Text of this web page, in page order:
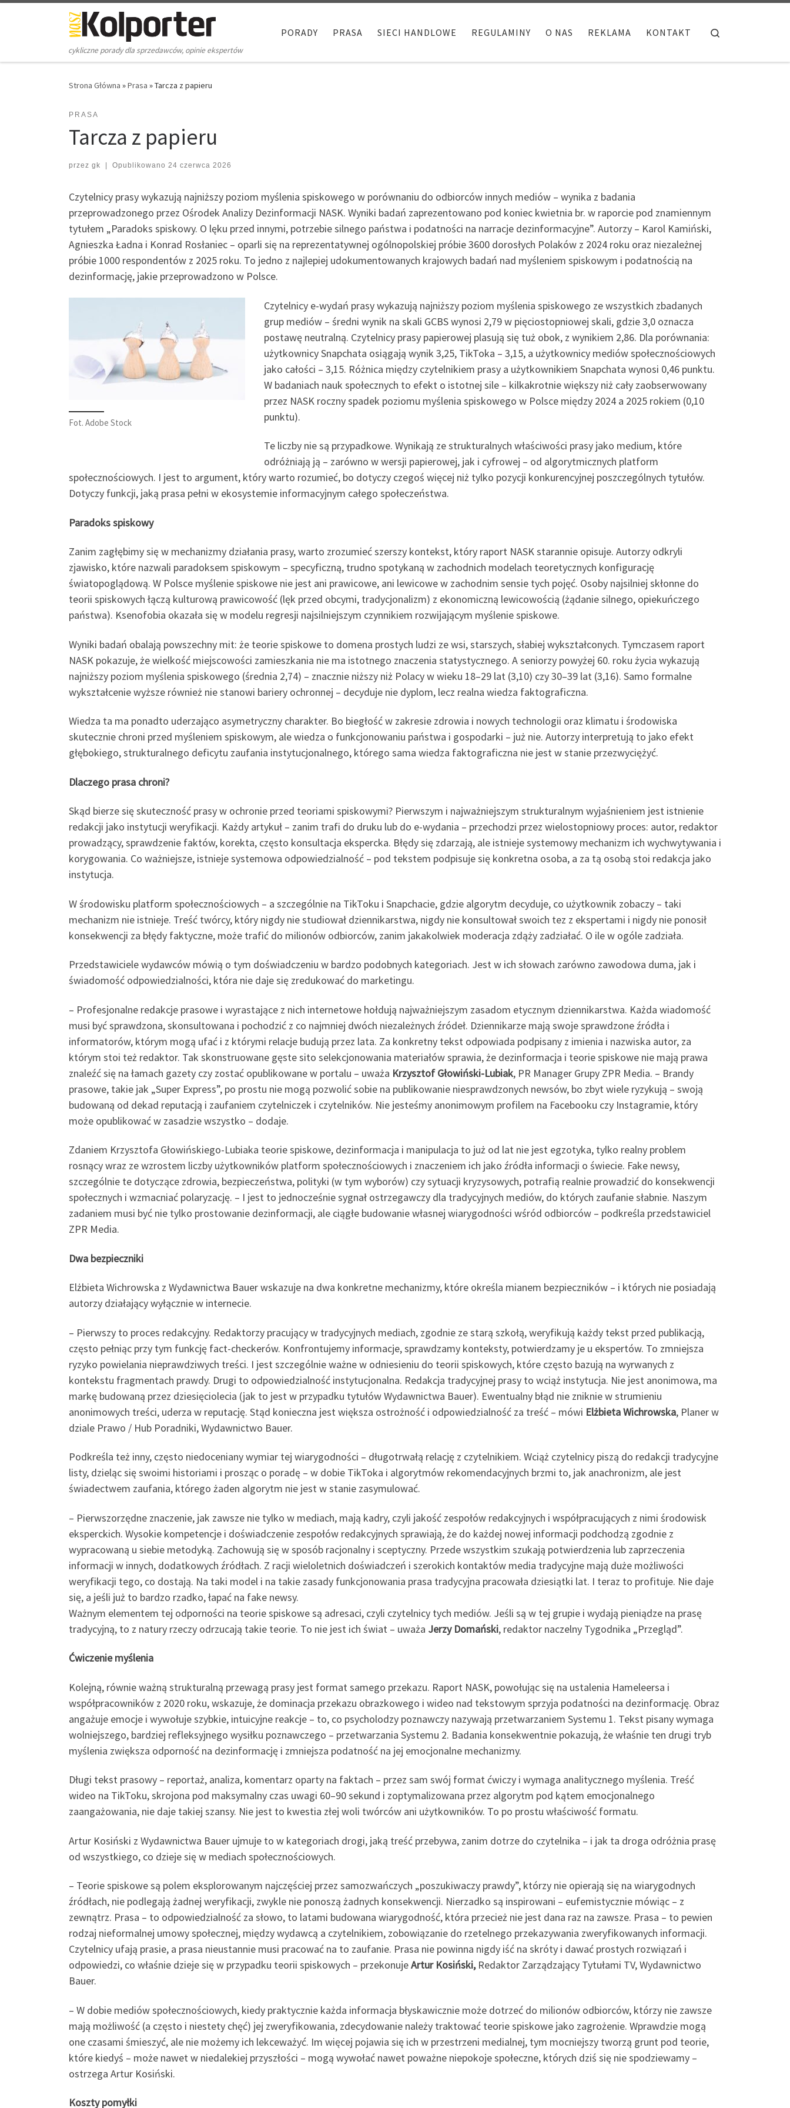
Skip to content
cykliczne porady dla sprzedawców, opinie ekspertów
PORADY PRASA SIECI HANDLOWE REGULAMINY O NAS REKLAMA KONTAKT
Strona Główna »Prasa »Tarcza z papieru
PRASA
Tarcza z papieru
przez gk Opublikowano 24 czerwca 2026
Czytelnicy prasy wykazują najniższy poziom myślenia spiskowego w porównaniu do odbiorców innych mediów – wynika z badania
przeprowadzonego przez Ośrodek Analizy Dezinformacji NASK. Wyniki badań zaprezentowano pod koniec kwietnia br. w raporcie pod znamiennym
tytułem „Paradoks spiskowy. O lęku przed innymi, potrzebie silnego państwa i podatności na narracje dezinformacyjne”. Autorzy – Karol Kamiński,
Agnieszka Ładna i Konrad Rosłaniec – oparli się na reprezentatywnej ogólnopolskiej próbie 3600 dorosłych Polaków z 2024 roku oraz niezależnej
próbie 1000 respondentów z 2025 roku. To jedno z najlepiej udokumentowanych krajowych badań nad myśleniem spiskowym i podatnością na
dezinformację, jakie przeprowadzono w Polsce.
Fot. Adobe Stock
Czytelnicy e-wydań prasy wykazują najniższy poziom myślenia spiskowego ze wszystkich zbadanych
grup mediów – średni wynik na skali GCBS wynosi 2,79 w pięciostopniowej skali, gdzie 3,0 oznacza
postawę neutralną. Czytelnicy prasy papierowej plasują się tuż obok, z wynikiem 2,86. Dla porównania:
użytkownicy Snapchata osiągają wynik 3,25, TikToka – 3,15, a użytkownicy mediów społecznościowych
jako całości – 3,15. Różnica między czytelnikiem prasy a użytkownikiem Snapchata wynosi 0,46 punktu.
W badaniach nauk społecznych to efekt o istotnej sile – kilkakrotnie większy niż cały zaobserwowany
przez NASK roczny spadek poziomu myślenia spiskowego w Polsce między 2024 a 2025 rokiem (0,10
punktu).
Te liczby nie są przypadkowe. Wynikają ze strukturalnych właściwości prasy jako medium, które
odróżniają ją – zarówno w wersji papierowej, jak i cyfrowej – od algorytmicznych platform
społecznościowych. I jest to argument, który warto rozumieć, bo dotyczy czegoś więcej niż tylko pozycji konkurencyjnej poszczególnych tytułów.
Dotyczy funkcji, jaką prasa pełni w ekosystemie informacyjnym całego społeczeństwa.
Paradoks spiskowy
Zanim zagłębimy się w mechanizmy działania prasy, warto zrozumieć szerszy kontekst, który raport NASK starannie opisuje. Autorzy odkryli
zjawisko, które nazwali paradoksem spiskowym – specyficzną, trudno spotykaną w zachodnich modelach teoretycznych konfigurację
światopoglądową. W Polsce myślenie spiskowe nie jest ani prawicowe, ani lewicowe w zachodnim sensie tych pojęć. Osoby najsilniej skłonne do
teorii spiskowych łączą kulturową prawicowość (lęk przed obcymi, tradycjonalizm) z ekonomiczną lewicowością (żądanie silnego, opiekuńczego
państwa). Ksenofobia okazała się w modelu regresji najsilniejszym czynnikiem rozwijającym myślenie spiskowe.
Wyniki badań obalają powszechny mit: że teorie spiskowe to domena prostych ludzi ze wsi, starszych, słabiej wykształconych. Tymczasem raport
NASK pokazuje, że wielkość miejscowości zamieszkania nie ma istotnego znaczenia statystycznego. A seniorzy powyżej 60. roku życia wykazują
najniższy poziom myślenia spiskowego (średnia 2,74) – znacznie niższy niż Polacy w wieku 18–29 lat (3,10) czy 30–39 lat (3,16). Samo formalne
wykształcenie wyższe również nie stanowi bariery ochronnej – decyduje nie dyplom, lecz realna wiedza faktograficzna.
Wiedza ta ma ponadto uderzająco asymetryczny charakter. Bo biegłość w zakresie zdrowia i nowych technologii oraz klimatu i środowiska
skutecznie chroni przed myśleniem spiskowym, ale wiedza o funkcjonowaniu państwa i gospodarki – już nie. Autorzy interpretują to jako efekt
głębokiego, strukturalnego deficytu zaufania instytucjonalnego, którego sama wiedza faktograficzna nie jest w stanie przezwyciężyć.
Dlaczego prasa chroni?
Skąd bierze się skuteczność prasy w ochronie przed teoriami spiskowymi? Pierwszym i najważniejszym strukturalnym wyjaśnieniem jest istnienie
redakcji jako instytucji weryfikacji. Każdy artykuł – zanim trafi do druku lub do e-wydania – przechodzi przez wielostopniowy proces: autor, redaktor
prowadzący, sprawdzenie faktów, korekta, często konsultacja ekspercka. Błędy się zdarzają, ale istnieje systemowy mechanizm ich wychwytywania i
korygowania. Co ważniejsze, istnieje systemowa odpowiedzialność – pod tekstem podpisuje się konkretna osoba, a za tą osobą stoi redakcja jako
instytucja.
W środowisku platform społecznościowych – a szczególnie na TikToku i Snapchacie, gdzie algorytm decyduje, co użytkownik zobaczy – taki
mechanizm nie istnieje. Treść twórcy, który nigdy nie studiował dziennikarstwa, nigdy nie konsultował swoich tez z ekspertami i nigdy nie ponosił
konsekwencji za błędy faktyczne, może trafić do milionów odbiorców, zanim jakakolwiek moderacja zdąży zadziałać. O ile w ogóle zadziała.
Przedstawiciele wydawców mówią o tym doświadczeniu w bardzo podobnych kategoriach. Jest w ich słowach zarówno zawodowa duma, jak i
świadomość odpowiedzialności, która nie daje się zredukować do marketingu.
– Profesjonalne redakcje prasowe i wyrastające z nich internetowe hołdują najważniejszym zasadom etycznym dziennikarstwa. Każda wiadomość
musi być sprawdzona, skonsultowana i pochodzić z co najmniej dwóch niezależnych źródeł. Dziennikarze mają swoje sprawdzone źródła i
informatorów, którym mogą ufać i z którymi relacje budują przez lata. Za konkretny tekst odpowiada podpisany z imienia i nazwiska autor, za
którym stoi też redaktor. Tak skonstruowane gęste sito selekcjonowania materiałów sprawia, że dezinformacja i teorie spiskowe nie mają prawa
znaleźć się na łamach gazety czy zostać opublikowane w portalu – uważa Krzysztof Głowiński-Lubiak, PR Manager Grupy ZPR Media. – Brandy
prasowe, takie jak „Super Express”, po prostu nie mogą pozwolić sobie na publikowanie niesprawdzonych newsów, bo zbyt wiele ryzykują – swoją
budowaną od dekad reputacją i zaufaniem czytelniczek i czytelników. Nie jesteśmy anonimowym profilem na Facebooku czy Instagramie, który
może opublikować w zasadzie wszystko – dodaje.
Zdaniem Krzysztofa Głowińskiego-Lubiaka teorie spiskowe, dezinformacja i manipulacja to już od lat nie jest egzotyka, tylko realny problem
rosnący wraz ze wzrostem liczby użytkowników platform społecznościowych i znaczeniem ich jako źródła informacji o świecie. Fake newsy,
szczególnie te dotyczące zdrowia, bezpieczeństwa, polityki (w tym wyborów) czy sytuacji kryzysowych, potrafią realnie prowadzić do konsekwencji
społecznych i wzmacniać polaryzację. – I jest to jednocześnie sygnał ostrzegawczy dla tradycyjnych mediów, do których zaufanie słabnie. Naszym
zadaniem musi być nie tylko prostowanie dezinformacji, ale ciągłe budowanie własnej wiarygodności wśród odbiorców – podkreśla przedstawiciel
ZPR Media.
Dwa bezpieczniki
Elżbieta Wichrowska z Wydawnictwa Bauer wskazuje na dwa konkretne mechanizmy, które określa mianem bezpieczników – i których nie posiadają
autorzy działający wyłącznie w internecie.
– Pierwszy to proces redakcyjny. Redaktorzy pracujący w tradycyjnych mediach, zgodnie ze starą szkołą, weryfikują każdy tekst przed publikacją,
często pełniąc przy tym funkcję fact-checkerów. Konfrontujemy informacje, sprawdzamy konteksty, potwierdzamy je u ekspertów. To zmniejsza
ryzyko powielania nieprawdziwych treści. I jest szczególnie ważne w odniesieniu do teorii spiskowych, które często bazują na wyrwanych z
kontekstu fragmentach prawdy. Drugi to odpowiedzialność instytucjonalna. Redakcja tradycyjnej prasy to wciąż instytucja. Nie jest anonimowa, ma
markę budowaną przez dziesięciolecia (jak to jest w przypadku tytułów Wydawnictwa Bauer). Ewentualny błąd nie zniknie w strumieniu
anonimowych treści, uderza w reputację. Stąd konieczna jest większa ostrożność i odpowiedzialność za treść – mówi Elżbieta Wichrowska, Planer w
dziale Prawo / Hub Poradniki, Wydawnictwo Bauer.
Podkreśla też inny, często niedoceniany wymiar tej wiarygodności – długotrwałą relację z czytelnikiem. Wciąż czytelnicy piszą do redakcji tradycyjne
listy, dzieląc się swoimi historiami i prosząc o poradę – w dobie TikToka i algorytmów rekomendacyjnych brzmi to, jak anachronizm, ale jest
świadectwem zaufania, którego żaden algorytm nie jest w stanie zasymulować.
– Pierwszorzędne znaczenie, jak zawsze nie tylko w mediach, mają kadry, czyli jakość zespołów redakcyjnych i współpracujących z nimi środowisk
eksperckich. Wysokie kompetencje i doświadczenie zespołów redakcyjnych sprawiają, że do każdej nowej informacji podchodzą zgodnie z
wypracowaną u siebie metodyką. Zachowują się w sposób racjonalny i sceptyczny. Przede wszystkim szukają potwierdzenia lub zaprzeczenia
informacji w innych, dodatkowych źródłach. Z racji wieloletnich doświadczeń i szerokich kontaktów media tradycyjne mają duże możliwości
weryfikacji tego, co dostają. Na taki model i na takie zasady funkcjonowania prasa tradycyjna pracowała dziesiątki lat. I teraz to profituje. Nie daje
się, a jeśli już to bardzo rzadko, łapać na fake newsy.
Ważnym elementem tej odporności na teorie spiskowe są adresaci, czyli czytelnicy tych mediów. Jeśli są w tej grupie i wydają pieniądze na prasę
tradycyjną, to z natury rzeczy odrzucają takie teorie. To nie jest ich świat – uważa Jerzy Domański, redaktor naczelny Tygodnika „Przegląd”.
Ćwiczenie myślenia
Kolejną, równie ważną strukturalną przewagą prasy jest format samego przekazu. Raport NASK, powołując się na ustalenia Hameleersa i
współpracowników z 2020 roku, wskazuje, że dominacja przekazu obrazkowego i wideo nad tekstowym sprzyja podatności na dezinformację. Obraz
angażuje emocje i wywołuje szybkie, intuicyjne reakcje – to, co psycholodzy poznawczy nazywają przetwarzaniem Systemu 1. Tekst pisany wymaga
wolniejszego, bardziej refleksyjnego wysiłku poznawczego – przetwarzania Systemu 2. Badania konsekwentnie pokazują, że właśnie ten drugi tryb
myślenia zwiększa odporność na dezinformację i zmniejsza podatność na jej emocjonalne mechanizmy.
Długi tekst prasowy – reportaż, analiza, komentarz oparty na faktach – przez sam swój format ćwiczy i wymaga analitycznego myślenia. Treść
wideo na TikToku, skrojona pod maksymalny czas uwagi 60–90 sekund i zoptymalizowana przez algorytm pod kątem emocjonalnego
zaangażowania, nie daje takiej szansy. Nie jest to kwestia złej woli twórców ani użytkowników. To po prostu właściwość formatu.
Artur Kosiński z Wydawnictwa Bauer ujmuje to w kategoriach drogi, jaką treść przebywa, zanim dotrze do czytelnika – i jak ta droga odróżnia prasę
od wszystkiego, co dzieje się w mediach społecznościowych.
– Teorie spiskowe są polem eksplorowanym najczęściej przez samozwańczych „poszukiwaczy prawdy”, którzy nie opierają się na wiarygodnych
źródłach, nie podlegają żadnej weryfikacji, zwykle nie ponoszą żadnych konsekwencji. Nierzadko są inspirowani – eufemistycznie mówiąc – z
zewnątrz. Prasa – to odpowiedzialność za słowo, to latami budowana wiarygodność, która przecież nie jest dana raz na zawsze. Prasa – to pewien
rodzaj nieformalnej umowy społecznej, między wydawcą a czytelnikiem, zobowiązanie do rzetelnego przekazywania zweryfikowanych informacji.
Czytelnicy ufają prasie, a prasa nieustannie musi pracować na to zaufanie. Prasa nie powinna nigdy iść na skróty i dawać prostych rozwiązań i
odpowiedzi, co właśnie dzieje się w przypadku teorii spiskowych – przekonujeArtur Kosiński, Redaktor Zarządzający Tytułami TV, Wydawnictwo
Bauer.
– W dobie mediów społecznościowych, kiedy praktycznie każda informacja błyskawicznie może dotrzeć do milionów odbiorców, którzy nie zawsze
mają możliwość (a często i niestety chęć) jej zweryfikowania, zdecydowanie należy traktować teorie spiskowe jako zagrożenie. Wprawdzie mogą
one czasami śmieszyć, ale nie możemy ich lekceważyć. Im więcej pojawia się ich w przestrzeni medialnej, tym mocniejszy tworzą grunt pod teorie,
które kiedyś – może nawet w niedalekiej przyszłości – mogą wywołać nawet poważne niepokoje społeczne, których dziś się nie spodziewamy –
ostrzega Artur Kosiński.
Koszty pomyłki